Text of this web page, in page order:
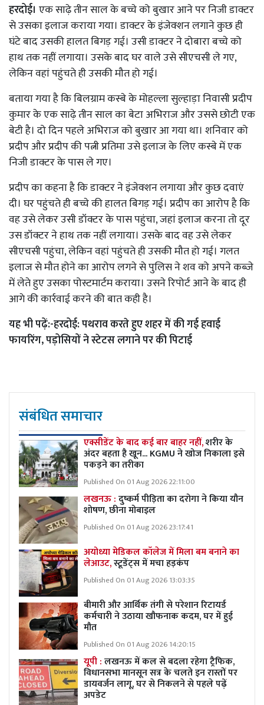
हरदोई। एक साढ़े तीन साल के बच्चे को बुखार आने पर निजी डाक्टर
से उसका इलाज कराया गया। डाक्टर के इंजेक्शन लगाने कुछ ही
घंटे बाद उसकी हालत बिगड़ गई। उसी डाक्टर ने दोबारा बच्चे को
हाथ तक नहीं लगाया। उसके बाद घर वाले उसे सीएचसी ले गए,
लेकिन वहां पहुंचते ही उसकी मौत हो गई।
बताया गया है कि बिलग्राम कस्बे के मोहल्ला सुल्हाड़ा निवासी प्रदीप
कुमार के एक साढ़े तीन साल का बेटा अभिराज और उससे छोटी एक
बेटी है। दो दिन पहले अभिराज को बुखार आ गया था। शनिवार को
प्रदीप और प्रदीप की पत्नी प्रतिमा उसे इलाज के लिए कस्बे में एक
निजी डाक्टर के पास ले गए।
प्रदीप का कहना है कि डाक्टर ने इंजेक्शन लगाया और कुछ दवाएं
दी। घर पहुंचते ही बच्चे की हालत बिगड़ गई। प्रदीप का आरोप है कि
वह उसे लेकर उसी डॉक्टर के पास पहुंचा, जहां इलाज करना तो दूर
उस डॉक्टर ने हाथ तक नहीं लगाया। उसके बाद वह उसे लेकर
सीएचसी पहुंचा, लेकिन वहां पहुंचते ही उसकी मौत हो गई। गलत
इलाज से मौत होने का आरोप लगने से पुलिस ने शव को अपने कब्ज़े
में लेते हुए उसका पोस्टमार्टम कराया। उसने रिपोर्ट आने के बाद ही
आगे की कार्रवाई करने की बात कही है।
यह भी पढ़ें:-हरदोई: पथराव करते हुए शहर में की गई हवाई
फायरिंग, पड़ोसियों ने स्टेटस लगाने पर की पिटाई
संबंधित समाचार
एक्सीडेंट के बाद कई बार बाहर नहीं,शरीर के
अंदर बहता है खून... KGMU ने खोज निकाला इसे
पकड़ने का तरीका
Published On 01 Aug 2026 22:11:00
लखनऊ :दुष्कर्म पीड़िता का दरोगा ने किया यौन
शोषण, छीना मोबाइल
Published On 01 Aug 2026 23:17:41
अयोध्या मेडिकल कॉलेज में मिला बम बनाने का
लेआउट,स्टूडेंट्स में मचा हड़कंप
Published On 01 Aug 2026 13:03:35
बीमारी और आर्थिक तंगी से परेशान रिटायर्ड
कर्मचारी ने उठाया खौफनाक कदम, घर में हुई
मौत
Published On 01 Aug 2026 14:20:15
यूपी :लखनऊ में कल से बदला रहेगा ट्रैफिक,
विधानसभा मानसून सत्र के चलते इन रास्तों पर
डायवर्जन लागू, घर से निकलने से पहले पढ़ें
अपडेट